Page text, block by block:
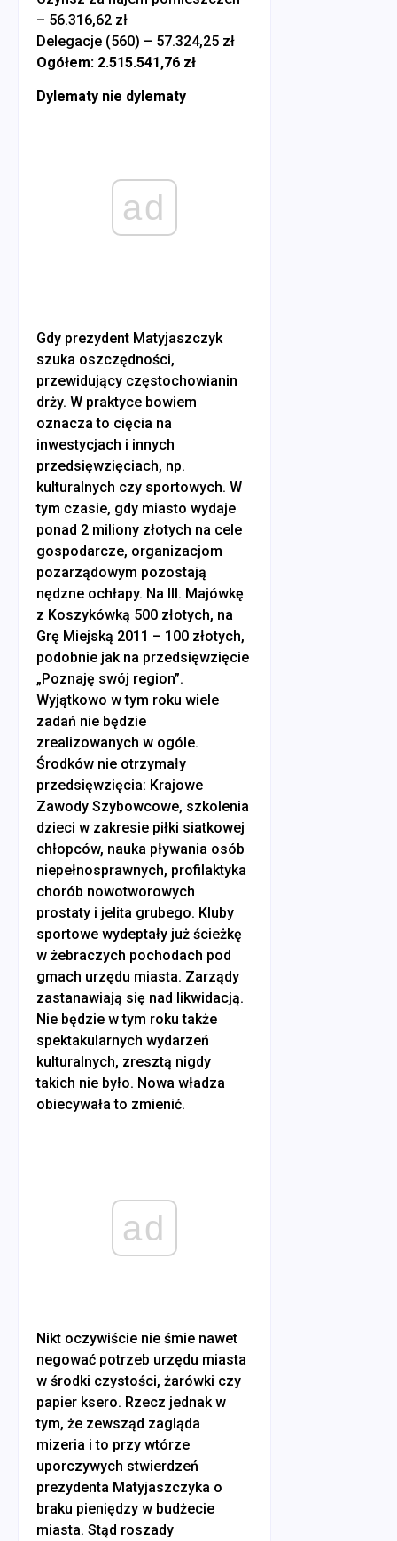
– 56.316,62 zł
Delegacje (560) – 57.324,25 zł
Ogółem: 2.515.541,76 zł
Dylematy nie dylematy
ad
Gdy prezydent Matyjaszczyk
szuka oszczędności,
przewidujący częstochowianin
drży. W praktyce bowiem
oznacza to cięcia na
inwestycjach i innych
przedsięwzięciach, np.
kulturalnych czy sportowych. W
tym czasie, gdy miasto wydaje
ponad 2 miliony złotych na cele
gospodarcze, organizacjom
pozarządowym pozostają
nędzne ochłapy. Na III. Majówkę
z Koszykówką 500 złotych, na
Grę Miejską 2011 – 100 złotych,
podobnie jak na przedsięwzięcie
„Poznaję swój region”.
Wyjątkowo w tym roku wiele
zadań nie będzie
zrealizowanych w ogóle.
Środków nie otrzymały
przedsięwzięcia: Krajowe
Zawody Szybowcowe, szkolenia
dzieci w zakresie piłki siatkowej
chłopców, nauka pływania osób
niepełnosprawnych, profilaktyka
chorób nowotworowych
prostaty i jelita grubego. Kluby
sportowe wydeptały już ścieżkę
w żebraczych pochodach pod
gmach urzędu miasta. Zarządy
zastanawiają się nad likwidacją.
Nie będzie w tym roku także
spektakularnych wydarzeń
kulturalnych, zresztą nigdy
takich nie było. Nowa władza
obiecywała to zmienić.
ad
Nikt oczywiście nie śmie nawet
negować potrzeb urzędu miasta
w środki czystości, żarówki czy
papier ksero. Rzecz jednak w
tym, że zewsząd zagląda
mizeria i to przy wtórze
uporczywych stwierdzeń
prezydenta Matyjaszczyka o
braku pieniędzy w budżecie
miasta. Stąd roszady